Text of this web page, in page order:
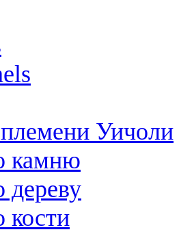
Уичоли
камню
дереву
кости